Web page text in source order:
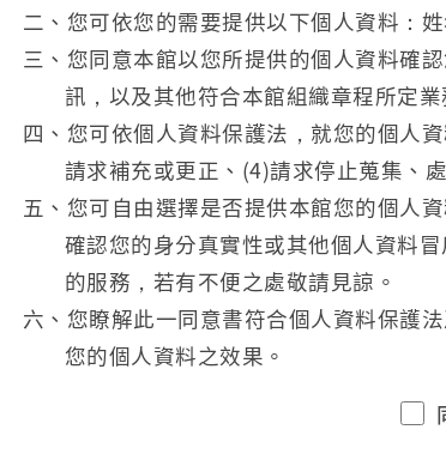
二、您可依您的需要提供以下個人資料：
三、您同意本館以您所提供的個人資料確
訊，以及其他符合本館組織章程所定
四、您可依個人資料保護法，就您的個人
請求補充或更正、(4)請求停止蒐集、
五、您可自由選擇是否提供本館您的個人
確認您的身分真實性或其他個人資料
的服務，若有不便之處敬請見諒。
六、您瞭解此一同意書符合個人資料保護
您的個人資料之效果。